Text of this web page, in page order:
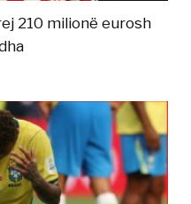
210 milionë eurosh